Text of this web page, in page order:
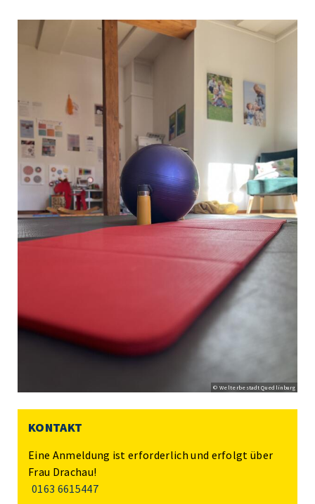
© Welterbestadt Quedlinburg
KONTAKT
Eine Anmeldung ist erforderlich und erfolgt über
Frau Drachau!
0163 6615447